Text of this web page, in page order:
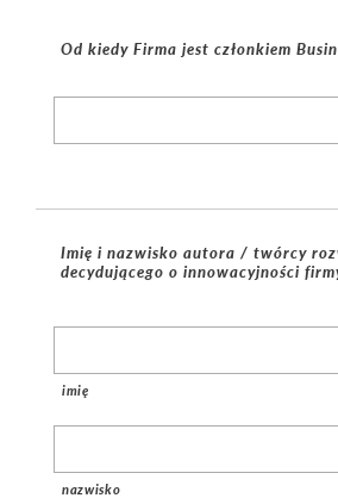
Od kiedy Firma jest członkiem
Imię i nazwisko autora / twórcy
decydującego o innowacyjności
imię
nazwisko